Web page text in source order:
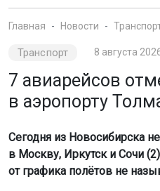
Главная Новости
Транспорт 8 августа
7 авиарейсов
в аэропорту
Сегодня из Новосибирска
в Москву, Иркутск и Сочи
от графика полётов не